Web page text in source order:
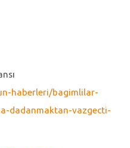
haberleri/bagimlilar-
dadanmaktan-vazgecti-